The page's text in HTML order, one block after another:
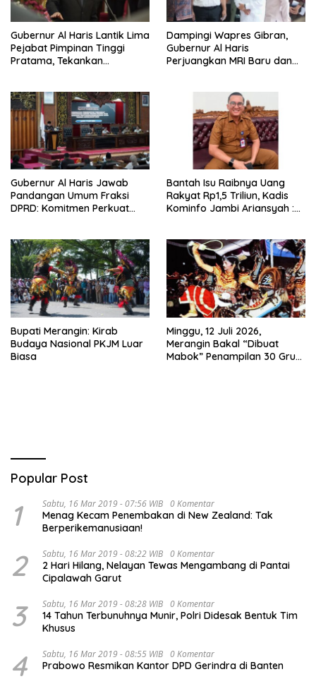
Gubernur Al Haris Lantik Lima
Pejabat Pimpinan Tinggi
Pratama, Tekankan
Integritas
Dampingi Wapres Gibran,
Gubernur Al Haris
Perjuangkan MRI Baru dan
Gubernur Al Haris Jawab
Pandangan Umum Fraksi
DPRD: Komitmen Perkuat
Bantah Isu Raibnya Uang
Rakyat Rp1,5 Triliun, Kadis
Kominfo Jambi Ariansyah :
Sejak 2002
Bupati Merangin: Kirab
Budaya Nasional PKJM Luar
Biasa
Minggu, 12 Juli 2026,
Merangin Bakal “Dibuat
Mabok” Penampilan 30 Grup
Popular Post
1 Sabtu, 16 Mar 2019 - 07:56 WIB 0 Komentar
Menag Kecam Penembakan di New Zealand: Tak
Berperikemanusiaan!
2 Sabtu, 16 Mar 2019 - 08:22 WIB 0 Komentar
2 Hari Hilang, Nelayan Tewas Mengambang di Pantai
Cipalawah Garut
3 Sabtu, 16 Mar 2019 - 08:28 WIB 0 Komentar
14 Tahun Terbunuhnya Munir, Polri Didesak Bentuk Tim
Khusus
4 Sabtu, 16 Mar 2019 - 08:55 WIB 0 Komentar
Prabowo Resmikan Kantor DPD Gerindra di Banten